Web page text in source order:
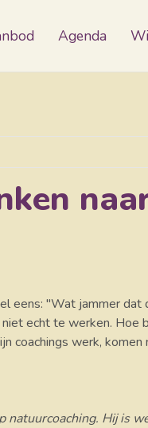
Agenda
eens: "Wat jammer
echt te werken.
coachings werk,
Hij is